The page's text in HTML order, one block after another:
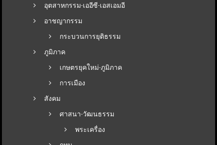
อุตสาหกรรม-เออีซี-เอสเอมอี
อาชญากรรม
กระบวนการยุติธรรม
ภูมิภาค
เกษตรยุคใหม่-ภูมิภาค
การเมือง
สังคม
ศาสนา-วัฒนธรรม
พระเครื่อง